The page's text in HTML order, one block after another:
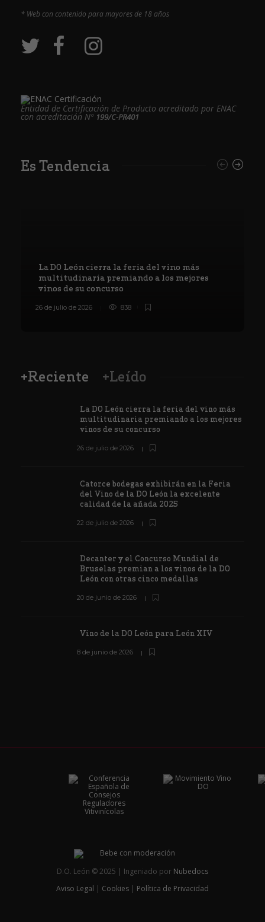
* Web con contenido para mayores de 18 años
Entidad de Certificación de Producto acreditado por ENAC
con acreditación Nº 199/C-PR401
Es Tendencia
La DO León cierra la feria del vino más
multitudinaria premiando a los mejores
vinos de su concurso
26 de julio de 2026 838
+Reciente +Leído
La DO León cierra la feria del vino más
multitudinaria premiando a los mejores
vinos de su concurso
26 de julio de 2026
Catorce bodegas exhibirán en la Feria
del Vino de la DO León la excelente
calidad de la añada 2025
22 de julio de 2026
Decanter y el Concurso Mundial de
Bruselas premian a los vinos de la DO
León con otras cinco medallas
20 de junio de 2026
Vino de la DO León para León XIV
8 de junio de 2026
D.O. León © 2025 | Ingeniado por Nubedocs
Aviso Legal
Cookies Política de Privacidad